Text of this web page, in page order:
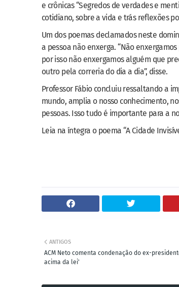
e crônicas “Segredos de verdades e
cotidiano, sobre a vida e trás reflexões
Um dos poemas declamados neste
a pessoa não enxerga. “Não
por isso não enxergamos alguém que
outro pela correria do dia a dia”, disse.
Professor Fábio concluiu ressaltando a
mundo, amplia o nosso conhecimento,
pessoas. Isso tudo é importante para a
Leia na íntegra o poema “A Cidade
ANTIGOS
ACM Neto comenta condenação do ex-
acima da lei'